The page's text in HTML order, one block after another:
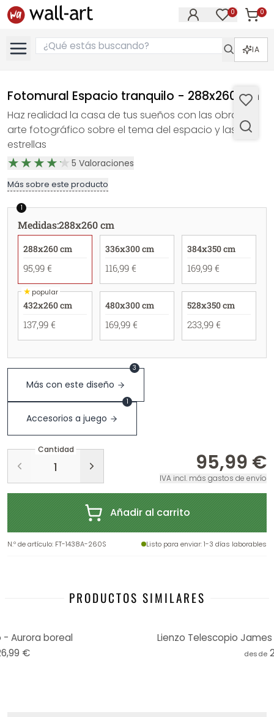
0 0
IA
Fotomural Espacio tranquilo - 288x260 cm
Haz realidad la casa de tus sueños con las obras de
arte fotográfico sobre el tema del espacio y las
estrellas
5 Valoraciones
Más sobre este producto
1
Medidas:288x260 cm
288x260 cm
95,99 €
336x300 cm
116,99 €
384x350 cm
169,99 €
★popular
432x260 cm
137,99 €
480x300 cm
169,99 €
528x350 cm
233,99 €
Más con este diseño
3
Accesorios a juego
1
Cantidad
95,99 €
IVA incl. más gastos de envío
Añadir al carrito
N.º de artículo: FT-1438A-260S Listo para enviar: 1-3 días laborables
PRODUCTOS SIMILARES
- Aurora boreal
€
Lienzo Telescopio
desde